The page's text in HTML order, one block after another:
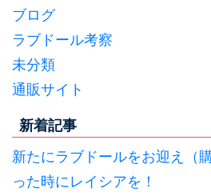
ブログ
ラブドール考察
未分類
通販サイト
新着記事
新たにラブドールをお迎え（
った時にレイシアを！